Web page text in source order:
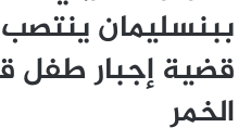
ببنسليمان
قضية إجبار
الخمر